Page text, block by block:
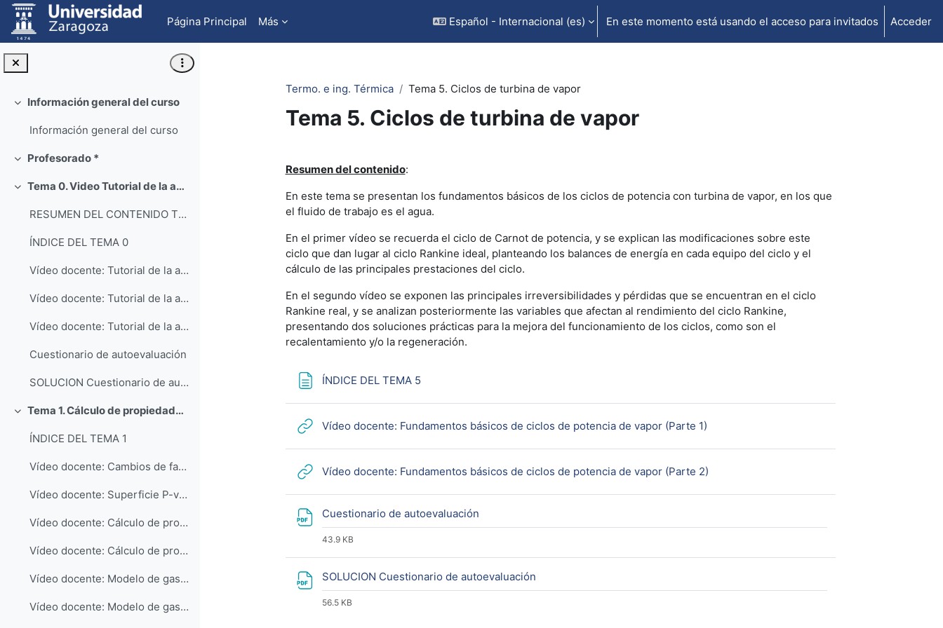
Salta al contenido principal
Página Principal
Más Español - Internacional ‎(es)‎ En este momento está usando el acceso para invitados Acceder
Colapsar
Información general del curso
Información general del curso
Colapsar
Profesorado *
Colapsar Tema 0. Video Tutorial de la aplicación Engineering Equation Solver (EES)
RESUMEN DEL CONTENIDO TEMA 0
ÍNDICE DEL TEMA 0
Vídeo docente: Tutorial de la aplicación Engineering Equation Solver EES: Nivel Básico (Parte 1)
Vídeo docente: Tutorial de la aplicación Engineering Equation Solver EES: Nivel Básico (Parte 2)
Vídeo docente: Tutorial de la aplicación Engineering Equation Solver EES: Nivel Básico (Parte 3)
Cuestionario de autoevaluación
SOLUCION Cuestionario de autoevaluación
Colapsar Tema 1. Cálculo de propiedades de las sustancias puras
ÍNDICE DEL TEMA 1
Vídeo docente: Cambios de fase de una sustancia pura a presión constante
Vídeo docente: Superficie P-v-T de una sustancia pura
Vídeo docente: Cálculo de propiedades de una sustancia real mediante tablas
Vídeo docente: Cálculo de propiedades de líquido subenfriado
Vídeo docente: Modelo de gas ideal - ecuación térmica de estado
Vídeo docente: Modelo de gas ideal - cálculo de propiedades
Termo. e ing. Térmica Tema 5. Ciclos de turbina de vapor
Tema 5. Ciclos de turbina de vapor
Perfilado de sección
Resumen del contenido:
En este tema se presentan los fundamentos básicos de los ciclos de potencia con turbina de vapor, en los que
el fluido de trabajo es el agua.
En el primer vídeo se recuerda el ciclo de Carnot de potencia, y se explican las modificaciones sobre este
ciclo que dan lugar al ciclo Rankine ideal, planteando los balances de energía en cada equipo del ciclo y el
cálculo de las principales prestaciones del ciclo.
En el segundo vídeo se exponen las principales irreversibilidades y pérdidas que se encuentran en el ciclo
Rankine real, y se analizan posteriormente las variables que afectan al rendimiento del ciclo Rankine,
presentando dos soluciones prácticas para la mejora del funcionamiento de los ciclos, como son el
recalentamiento y/o la regeneración.
ÍNDICE DEL TEMA 5Página
Vídeo docente: Fundamentos básicos de ciclos de potencia de vapor (Parte 1)URL
Vídeo docente: Fundamentos básicos de ciclos de potencia de vapor (Parte 2)URL
Cuestionario de autoevaluación
43.9 KB
SOLUCION Cuestionario de autoevaluación
56.5 KB